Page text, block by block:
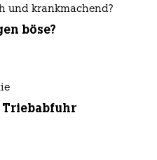
und krankmachend?
böse?
Triebabfuhr